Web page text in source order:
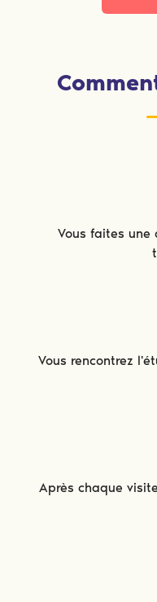
Vous faites une
Vous rencontrez
Après chaque